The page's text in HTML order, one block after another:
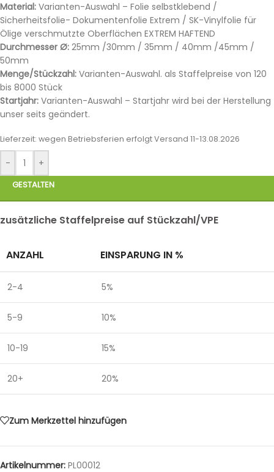
Material: Varianten-Auswahl – Folie selbstklebend /
Sicherheitsfolie- Dokumentenfolie Extrem / SK-Vinylfolie für
Ölige verschmutzte Oberflächen EXTREM HAFTEND
Durchmesser Ø: 25mm /30mm / 35mm / 40mm /45mm /
50mm
Menge/Stückzahl: Varianten-Auswahl. als Staffelpreise von 120
bis 8000 Stück
Startjahr: Varianten-Auswahl – Startjahr wird bei der Herstellung
unser seits geändert.
Lieferzeit: wegen Betriebsferien erfolgt Versand 11-13.08.2026
- +
GESTALTEN
zusätzliche Staffelpreise auf Stückzahl/VPE
ANZAHL EINSPARUNG IN %
2-4 5%
5-9 10%
10-19 15%
20+ 20%
Zum Merkzettel hinzufügen
Artikelnummer: PL00012